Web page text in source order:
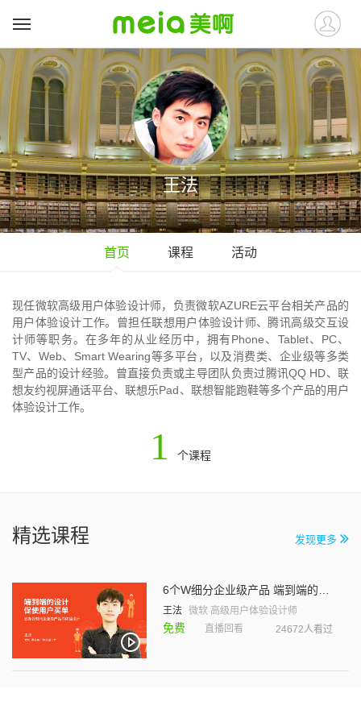
王法
首页 课程 活动
现任微软高级用户体验设计师，负责微软AZURE云平台相关产品的
用户体验设计工作。曾担任联想用户体验设计师、腾讯高级交互设
计师等职务。在多年的从业经历中，拥有Phone、Tablet、PC、
TV、Web、Smart Wearing等多平台，以及消费类、企业级等多类
型产品的设计经验。曾直接负责或主导团队负责过腾讯QQ HD、联
想友约视屏通话平台、联想乐Pad、联想智能跑鞋等多个产品的用户
体验设计工作。
1 个课程
精选课程 发现更多
王法 微软 高级用户体验设计师
免费 直播回看 24672人看过